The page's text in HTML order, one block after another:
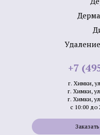
+7
г. Химки,
г. Химки,
г. Химки,
с 10:00 до